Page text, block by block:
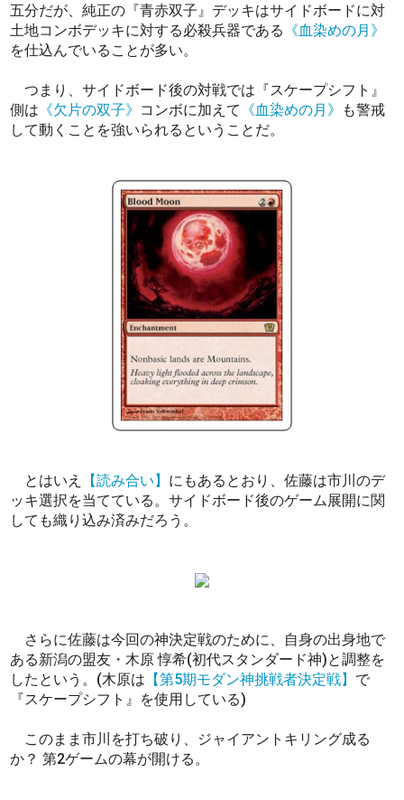
五分だが、純正の『青赤双子』デッキはサイドボードに対
土地コンボデッキに対する必殺兵器である 《血染めの月》
を仕込んでいることが多い。
つまり、サイドボード後の対戦では『スケープシフト』
側は 《欠片の双子》 コンボに加えて 《血染めの月》
も警戒
して動くことを強いられるということだ。
とはいえ 【読み合い】 にもあるとおり、佐藤は市川のデ
ッキ選択を当てている。サイドボード後のゲーム展開に関
しても織り込み済みだろう。
さらに佐藤は今回の神決定戦のために、自身の出身地で
ある新潟の盟友・木原 惇希(初代スタンダード神)と調整を
したという。(木原は 【第5期モダン神挑戦者決定戦】 で
『スケープシフト』を使用している)
このまま市川を打ち破り、ジャイアントキリング成る
か？ 第2ゲームの幕が開ける。